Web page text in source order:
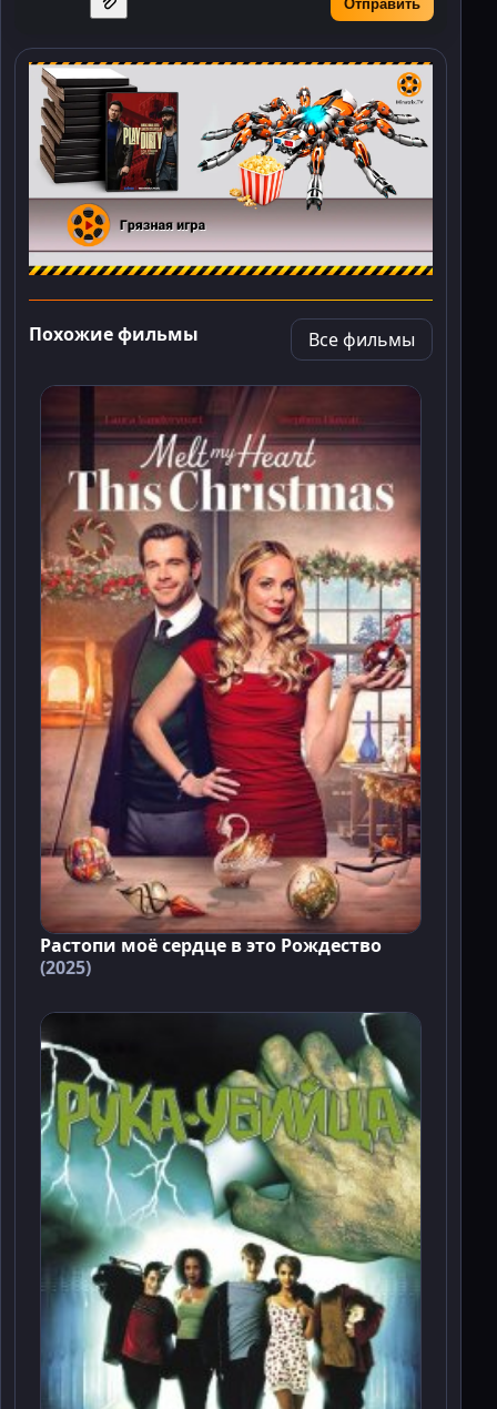
Отправить
Похожие фильмы Все фильмы
Растопи моё сердце в это Рождество
(2025)